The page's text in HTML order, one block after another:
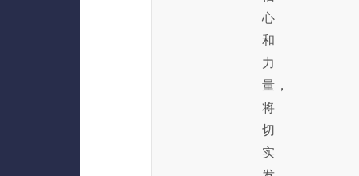
心
和
力
量，
将
切
实